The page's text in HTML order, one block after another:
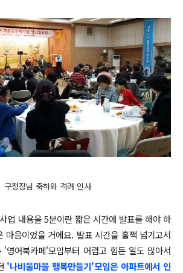
구청장님 축하와 격려 인사
업 내용을 5분이란 짧은 시간에 발표를 해야 하
마음이었을 거에요. 발표 시간을 훌쩍 넘기고서
'영어북카페'모임부터 어렵고 힘든 일도 많아서
'나비울마을 행복만들기'모임은 아파트에서 인